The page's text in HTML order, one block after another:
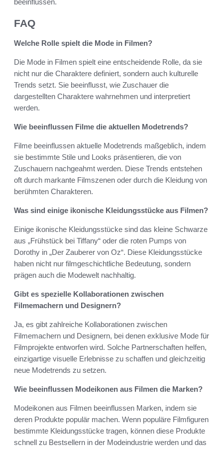
FAQ
Welche Rolle spielt die Mode in Filmen?
Die Mode in Filmen spielt eine entscheidende Rolle, da sie
nicht nur die Charaktere definiert, sondern auch kulturelle
Trends setzt. Sie beeinflusst, wie Zuschauer die
dargestellten Charaktere wahrnehmen und interpretiert
werden.
Wie beeinflussen Filme die aktuellen Modetrends?
Filme beeinflussen aktuelle Modetrends maßgeblich, indem
sie bestimmte Stile und Looks präsentieren, die von
Zuschauern nachgeahmt werden. Diese Trends entstehen
oft durch markante Filmszenen oder durch die Kleidung von
berühmten Charakteren.
Was sind einige ikonische Kleidungsstücke aus Filmen?
Einige ikonische Kleidungsstücke sind das kleine Schwarze
aus „Frühstück bei Tiffany“ oder die roten Pumps von
Dorothy in „Der Zauberer von Oz“. Diese Kleidungsstücke
haben nicht nur filmgeschichtliche Bedeutung, sondern
prägen auch die Modewelt nachhaltig.
Gibt es spezielle Kollaborationen zwischen
Filmemachern und Designern?
Ja, es gibt zahlreiche Kollaborationen zwischen
Filmemachern und Designern, bei denen exklusive Mode für
Filmprojekte entworfen wird. Solche Partnerschaften helfen,
einzigartige visuelle Erlebnisse zu schaffen und gleichzeitig
neue Modetrends zu setzen.
Wie beeinflussen Modeikonen aus Filmen die Marken?
Modeikonen aus Filmen beeinflussen Marken, indem sie
deren Produkte populär machen. Wenn populäre Filmfiguren
bestimmte Kleidungsstücke tragen, können diese Produkte
schnell zu Bestsellern in der Modeindustrie werden und das